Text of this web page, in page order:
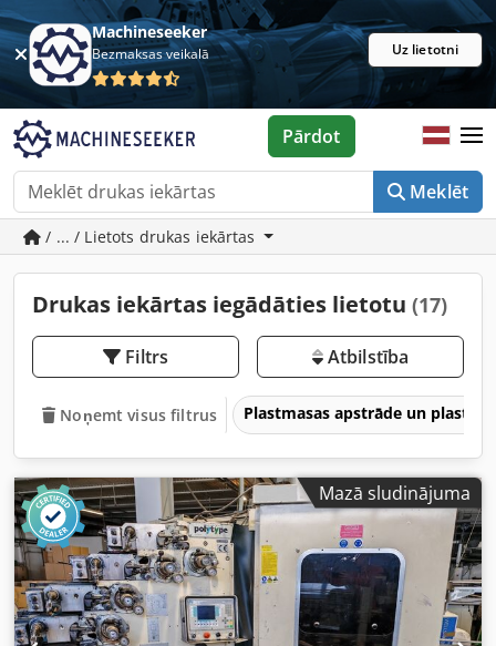
Machineseeker
Bezmaksas veikalā Uz lietotni
Meklēt
Pārdot
/ ... / Lietots drukas iekārtas
Drukas iekārtas iegādāties lietotu (17)
Filtrs Atbilstība
Noņemt visus filtrus Plastmasas apstrāde un
Mazā sludinājuma